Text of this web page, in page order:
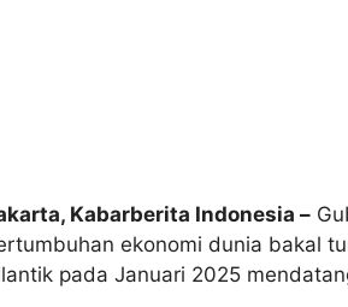
Kabarberita Indonesia –
ekonomi dunia bakal
pada Januari 2025